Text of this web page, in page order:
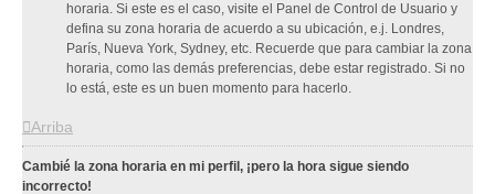
horaria. Si este es el caso, visite el Panel de Control de Usuario y
defina su zona horaria de acuerdo a su ubicación, e.j. Londres,
París, Nueva York, Sydney, etc. Recuerde que para cambiar la zona
horaria, como las demás preferencias, debe estar registrado. Si no
lo está, este es un buen momento para hacerlo.
Arriba
Cambié la zona horaria en mi perfil, ¡pero la hora sigue siendo
incorrecto!